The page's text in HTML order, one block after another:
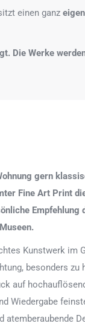
einen ganz
Die Werke
gern
Fine Art Print
Empfehlung
Kunstwerk im
besonders zu
auf
Wiedergabe
atemberaubende